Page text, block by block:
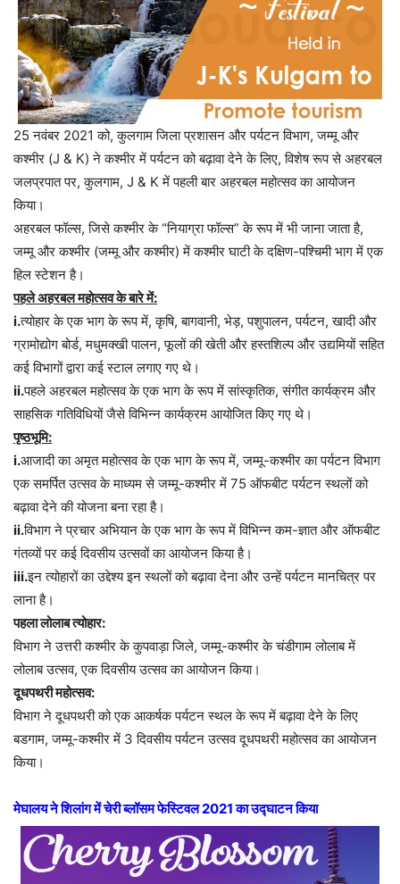
25 नवंबर 2021 को, कुलगाम जिला प्रशासन और पर्यटन विभाग, जम्मू और
कश्मीर (J & K) ने कश्मीर में पर्यटन को बढ़ावा देने के लिए, विशेष रूप से अहरबल
जलप्रपात पर, कुलगाम, J & K में पहली बार अहरबल महोत्सव का आयोजन
किया।
अहरबल फॉल्स, जिसे कश्मीर के “नियाग्रा फॉल्स” के रूप में भी जाना जाता है,
जम्मू और कश्मीर (जम्मू और कश्मीर) में कश्मीर घाटी के दक्षिण-पश्चिमी भाग में एक
हिल स्टेशन है।
पहले अहरबल महोत्सव के बारे में:
i.त्योहार के एक भाग के रूप में, कृषि, बागवानी, भेड़, पशुपालन, पर्यटन, खादी और
ग्रामोद्योग बोर्ड, मधुमक्खी पालन, फूलों की खेती और हस्तशिल्प और उद्यमियों सहित
कई विभागों द्वारा कई स्टाल लगाए गए थे।
ii.पहले अहरबल महोत्सव के एक भाग के रूप में सांस्कृतिक, संगीत कार्यक्रम और
साहसिक गतिविधियों जैसे विभिन्न कार्यक्रम आयोजित किए गए थे।
पृष्ठभूमि:
i.आजादी का अमृत महोत्सव के एक भाग के रूप में, जम्मू-कश्मीर का पर्यटन विभाग
एक समर्पित उत्सव के माध्यम से जम्मू-कश्मीर में 75 ऑफबीट पर्यटन स्थलों को
बढ़ावा देने की योजना बना रहा है।
ii.विभाग ने प्रचार अभियान के एक भाग के रूप में विभिन्न कम-ज्ञात और ऑफबीट
गंतव्यों पर कई दिवसीय उत्सवों का आयोजन किया है।
iii.इन त्योहारों का उद्देश्य इन स्थलों को बढ़ावा देना और उन्हें पर्यटन मानचित्र पर
लाना है।
पहला लोलाब त्योहार:
विभाग ने उत्तरी कश्मीर के कुपवाड़ा जिले, जम्मू-कश्मीर के चंडीगाम लोलाब में
लोलाब उत्सव, एक दिवसीय उत्सव का आयोजन किया।
दूधपथरी महोत्सव:
विभाग ने दूधपथरी को एक आकर्षक पर्यटन स्थल के रूप में बढ़ावा देने के लिए
बडगाम, जम्मू-कश्मीर में 3 दिवसीय पर्यटन उत्सव दूधपथरी महोत्सव का आयोजन
किया।
मेघालय ने शिलांग में चेरी ब्लॉसम फेस्टिवल 2021 का उद्घाटन किया